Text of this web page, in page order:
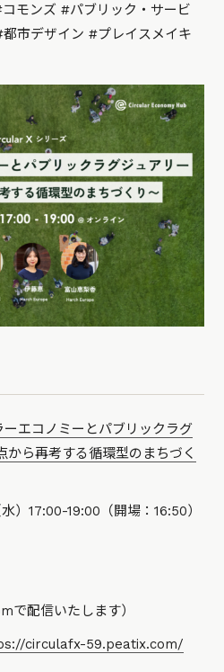
モンズ #パブリック・サービ
市デザイン #プレイスメイキ
ーエコノミーとパブリックラグ
から再考する循環型のまちづく
）17:00-19:00（開場：16:50）
で配信いたします）
circulafx-59.peatix.com/